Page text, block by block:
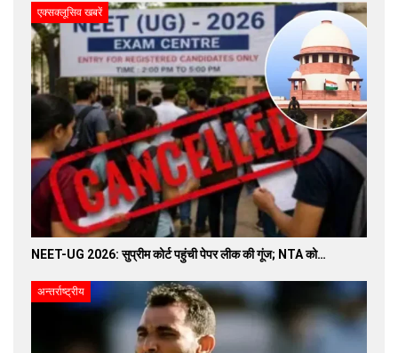
एक्सक्लूसिव खबरें
NEET-UG 2026: सुप्रीम कोर्ट पहुंची पेपर लीक की गूंज; NTA को…
अन्तर्राष्ट्रीय